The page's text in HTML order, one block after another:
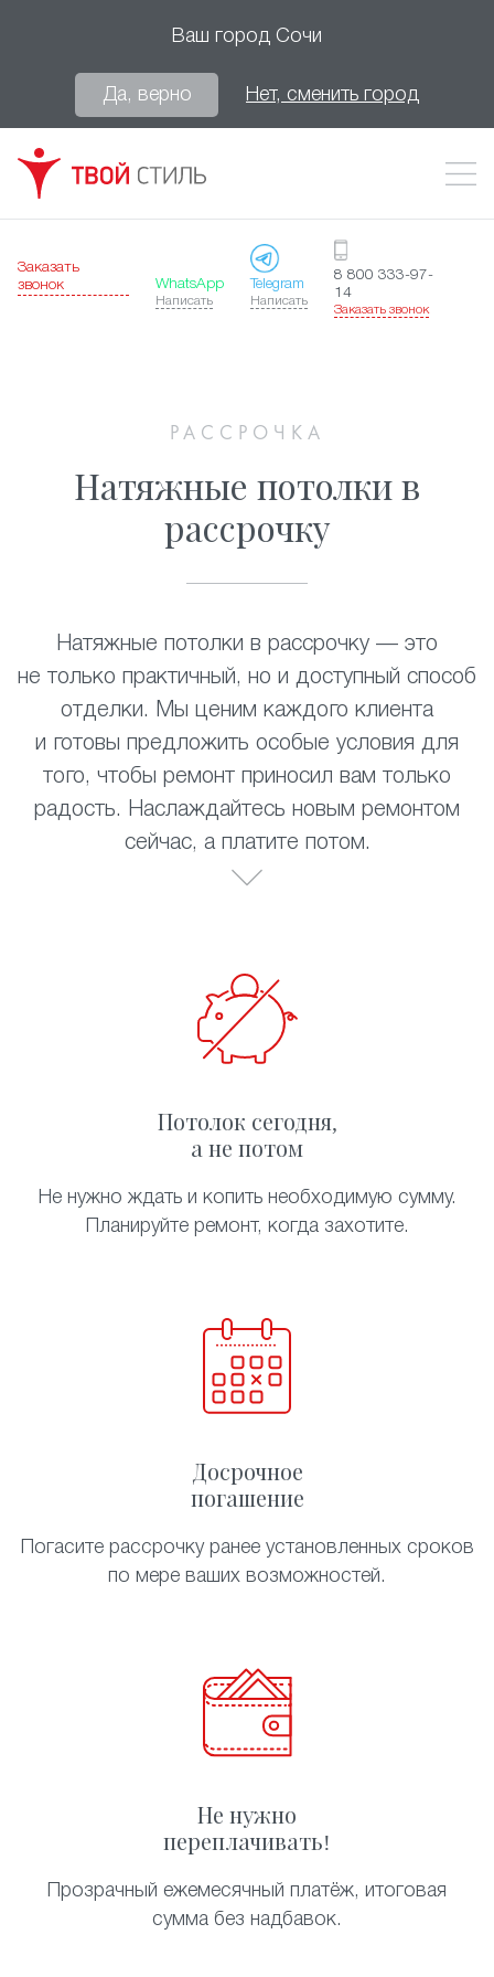
Ваш город Сочи
Да, верно Нет, сменить город
Заказать
звонок
WhatsApp
Написать
Telegram
Написать
8 800 333-97-
14
Заказать звонок
РАССРОЧКА
Натяжные потолки в
рассрочку
Натяжные потолки в рассрочку — это
не только практичный, но и доступный способ
отделки. Мы ценим каждого клиента
и готовы предложить особые условия для
того, чтобы ремонт приносил вам только
радость. Наслаждайтесь новым ремонтом
сейчас, а платите потом.
Потолок сегодня,
а не потом
Не нужно ждать и копить необходимую сумму.
Планируйте ремонт, когда захотите.
Досрочное
погашение
Погасите рассрочку ранее установленных сроков
по мере ваших возможностей.
Не нужно
переплачивать!
Прозрачный ежемесячный платёж, итоговая
сумма без надбавок.